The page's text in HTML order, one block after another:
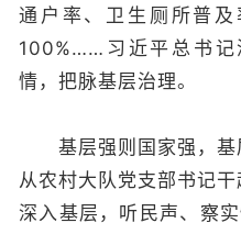
通户率、卫生厕所普
100%……习近平总书记
情，把脉基层治理。
基层强则国家强，基
从农村大队党支部书记
深入基层，听民声、察